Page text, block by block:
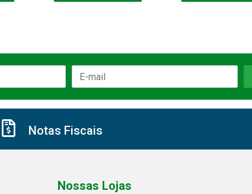
Notas Fiscais
Nossas Lojas